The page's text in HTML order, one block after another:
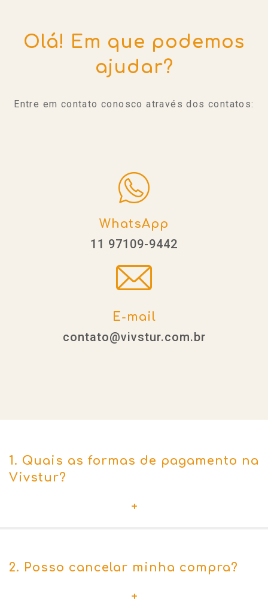
Olá! Em que podemos
ajudar?
Entre em contato conosco através dos contatos:
WhatsApp
11 97109-9442
E-mail
contato@vivstur.com.br
1. Quais as formas de pagamento na
Vivstur?
+
2. Posso cancelar minha compra?
+